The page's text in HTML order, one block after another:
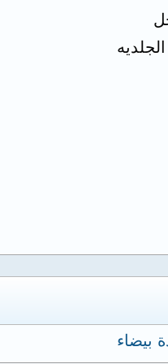
بيضاء